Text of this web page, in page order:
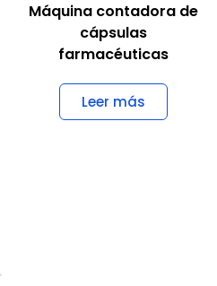
Máquina contadora de
cápsulas
farmacéuticas
Leer más